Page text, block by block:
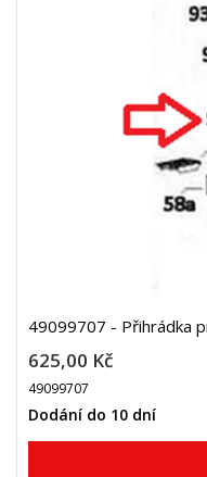
49099707 - Přihrádka
625,00 Kč
49099707
Dodání do 10 dní